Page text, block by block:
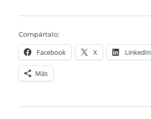
Compártalo:
Facebook X LinkedIn
Más